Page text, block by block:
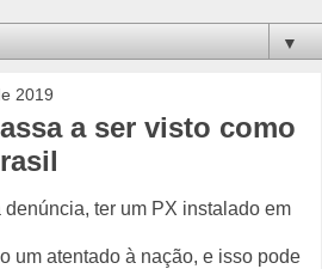
▼
2019
a ser visto como
ter um PX instalado em
um atentado à nação, e isso pode